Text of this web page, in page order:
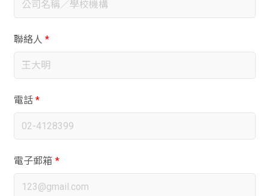
聯絡人*
電話*
電子郵箱 *